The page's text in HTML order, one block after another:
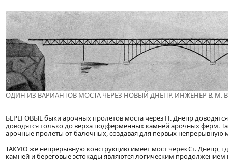
ОДИН ИЗ ВАРИАНТОВ МОСТА ЧЕРЕЗ НОВЫЙ ДНЕПР. ИНЖЕНЕР В. М.
БЕРЕГОВЫЕ быки арочных пролетов моста через Н. Днепр
доводятся только до верха подферменных камней арочных ферм.
арочные пролеты от балочных, создавая для первых непрерывную
ТАКУЮ же непрерывную конструкцию имеет мост через Ст. Днепр,
камней и береговые эстокады являются логическим продолжением